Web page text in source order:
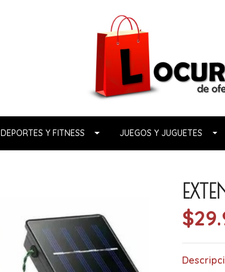
DEPORTES Y FITNESS JUEGOS Y JUGUETES